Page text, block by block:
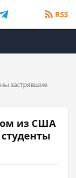
RSS
застрявшие
из США